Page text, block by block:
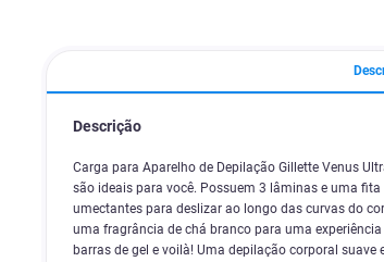
Descrição
Carga para Aparelho de Depilação Gillette Venus
são ideais para você. Possuem 3 lâminas e uma
umectantes para deslizar ao longo das curvas do
uma fragrância de chá branco para uma
barras de gel e voilà! Uma depilação corporal